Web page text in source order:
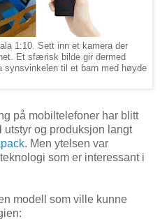
1:10. Sett inn et kamera der
Et sfærisk bilde gir dermed
til et barn med høyde
på mobiltelefoner har blitt
og produksjon langt
. Men ytelsen var
som er interessant i
modell som ville kunne